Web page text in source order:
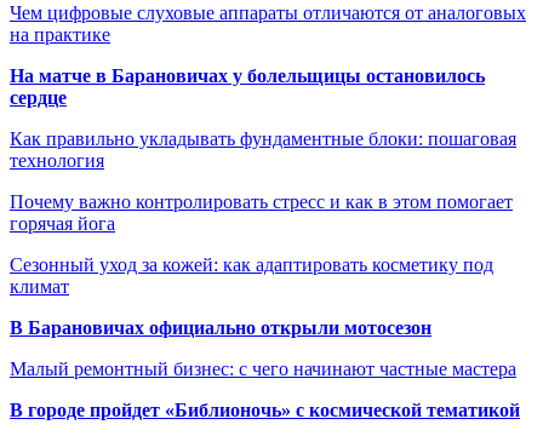
Чем цифровые слуховые аппараты отличаются от аналоговых
на практике
На матче в Барановичах у болельщицы остановилось
сердце
Как правильно укладывать фундаментные блоки: пошаговая
технология
Почему важно контролировать стресс и как в этом помогает
горячая йога
Сезонный уход за кожей: как адаптировать косметику под
климат
В Барановичах официально открыли мотосезон
Малый ремонтный бизнес: с чего начинают частные мастера
В городе пройдет «Библионочь» с космической тематикой